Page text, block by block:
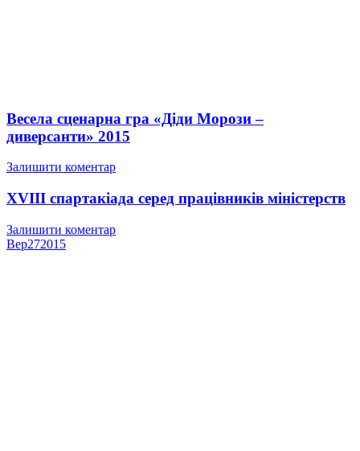
Весела сценарна гра «Діди Морози –
диверсанти» 2015
Залишити коментар
XVIII спартакіада ​​серед працівників міністерств
Залишити коментар
Вер272015